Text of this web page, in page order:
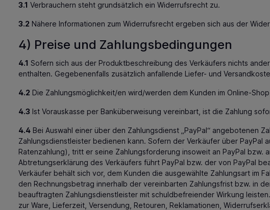
3.1 Verbrauchern steht grundsätzlich ein Widerrufsrecht zu.
3.2 Nähere Informationen zum Widerrufsrecht ergeben sich aus der
4) Preise und Zahlungsbedingungen
4.1 Sofern sich aus der Produktbeschreibung des Verkäufers nichts
enthalten. Gegebenenfalls zusätzlich anfallende Liefer- und
4.2 Die Zahlungsmöglichkeit/en wird/werden dem Kunden im Online-
4.3 Ist Vorauskasse per Banküberweisung vereinbart, ist die Zahlung
4.4 Bei Auswahl einer über den Zahlungsdienst „PayPal“ angebotenen
Zahlungsdienstleister bedienen kann. Sofern der Verkäufer über
Ratenzahlung), tritt er seine Zahlungsforderung insoweit an PayPal
Abtretungserklärung des Verkäufers führt PayPal bzw. der von PayPal
Verkäufer behält sich vor, dem Kunden die ausgewählte Zahlungsart im
den Rechnungsbetrag innerhalb der vereinbarten Zahlungsfrist bzw. in
beauftragten Zahlungsdienstleister mit schuldbefreiender Wirkung
zur Ware, Lieferzeit, Versendung, Retouren, Reklamationen,